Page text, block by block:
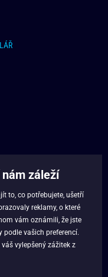
záleží
to, co potřebujete, ušetří
reklamy, o které
vám oznámili, že jste
podle vašich preferencí.
vylepšený zážitek z